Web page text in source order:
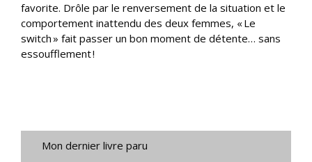
favorite. Drôle par le renversement de la situation et le
comportement inattendu des deux femmes, « Le
switch » fait passer un bon moment de détente… sans
essoufflement !
Mon dernier livre paru